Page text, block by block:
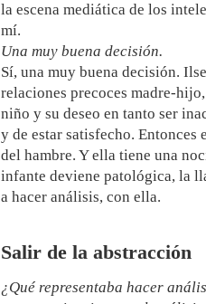
la escena mediática de los
mí.
Una muy buena decisión.
Sí, una muy buena decisión.
relaciones precoces madre-
niño y su deseo en tanto ser
y de estar satisfecho. Entonces
del hambre. Y ella tiene una
infante deviene patológica, la
a hacer análisis, con ella.
Salir de la abstracción
¿Qué representaba hacer